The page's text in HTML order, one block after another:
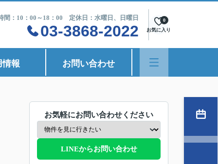
間：10：00～18：00 定休日：水曜日、日曜日
03-3868-2022 お気に入り
0
情報 お問い合わせ
お気軽にお問い合わせください
LINEからお問い合わせ